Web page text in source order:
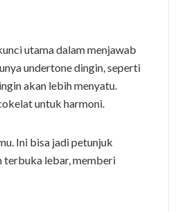
utama dalam menjawab
undertone dingin, seperti
akan lebih menyatu.
untuk harmoni.
Ini bisa jadi petunjuk
terbuka lebar, memberi